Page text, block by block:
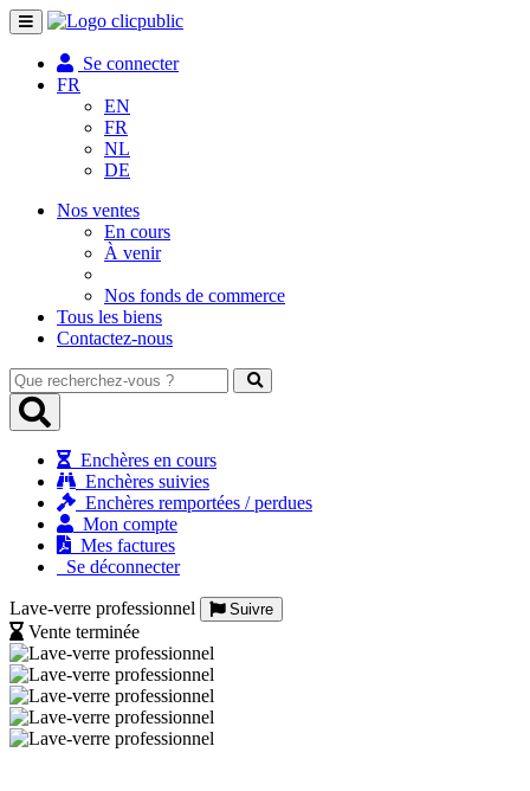
Toggle
navigation
Se connecter
FR
EN
FR
NL
DE
Nos ventes
En cours
À venir
Nos fonds de commerce
Tous les biens
Contactez-nous
Que
recherchez-
vous
Enchères en cours
Enchères suivies
Enchères remportées / perdues
Mon compte
Mes factures
Se déconnecter
Lave-verre professionnel Suivre
Vente terminée